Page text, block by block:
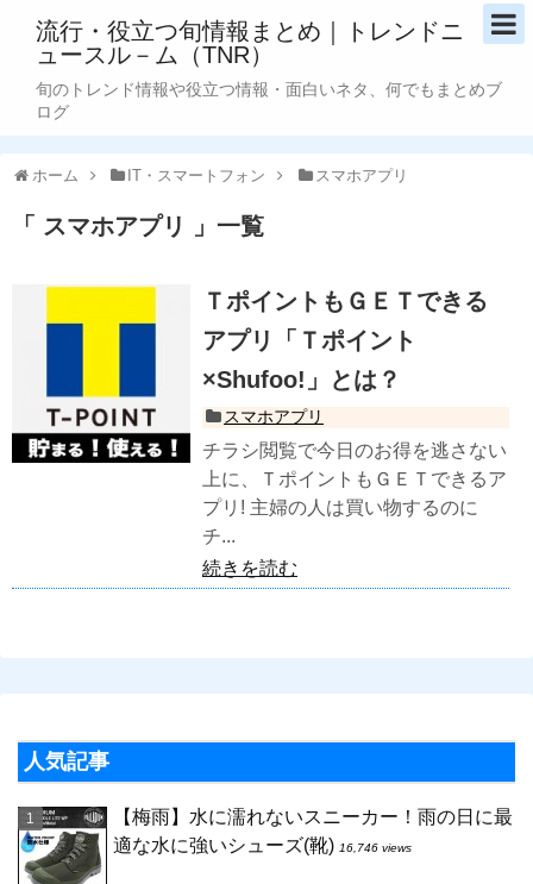
流行・役立つ旬情報まとめ｜トレンドニ
ュースル－ム（TNR）
旬のトレンド情報や役立つ情報・面白いネタ、何でもまとめブ
ログ
ホーム IT・スマートフォン スマホアプリ
スマホアプリ 一覧
ＴポイントもＧＥＴできる
アプリ「Ｔポイント
×Shufoo!」とは？
スマホアプリ
チラシ閲覧で今日のお得を逃さない
上に、ＴポイントもＧＥＴできるア
プリ! 主婦の人は買い物するのに
チ...
続きを読む
人気記事
【梅雨】水に濡れないスニーカー！雨の日に最
適な水に強いシューズ(靴) 16,746 views